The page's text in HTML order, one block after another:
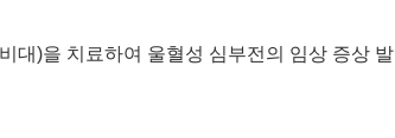
대)을 치료하여 울혈성 심부전의 임상 증상 발